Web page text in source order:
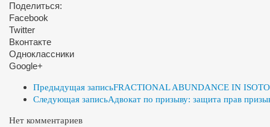
Поделиться:
Facebook
Twitter
Вконтакте
Одноклассники
Google+
Предыдущая записьFRACTIONAL ABUNDANCE IN
Следующая записьАдвокат по призыву: защита прав
Нет комментариев